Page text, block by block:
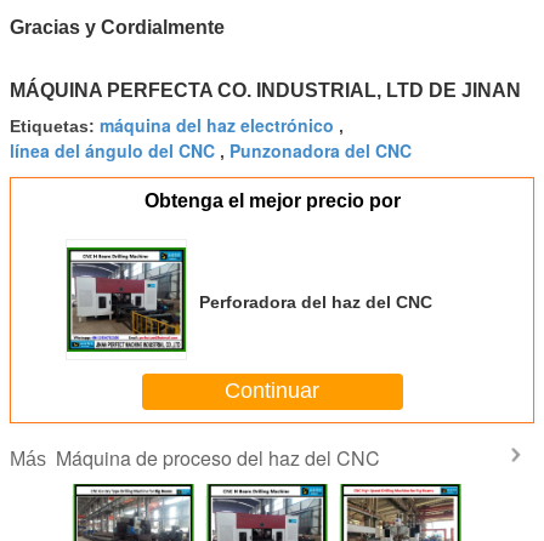
Gracias y Cordialmente
MÁQUINA PERFECTA CO. INDUSTRIAL, LTD DE JINAN
Etiquetas: máquina del haz electrónico ,
línea del ángulo del CNC , Punzonadora del CNC
Obtenga el mejor precio por
Perforadora del haz del CNC
Continuar
Más Máquina de proceso del haz del CNC